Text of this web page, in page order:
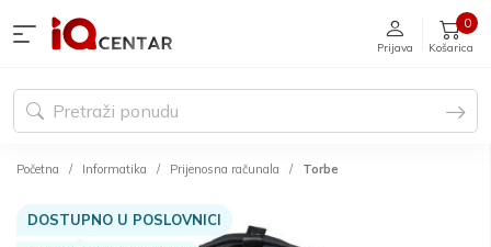
Prijava Košarica
0
Početna Informatika Prijenosna računala Torbe
DOSTUPNO U POSLOVNICI